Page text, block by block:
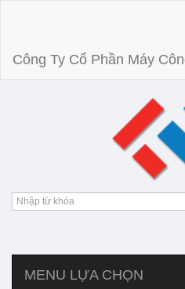
Công Ty Cổ Phần Máy
MENU LỰA CHỌN